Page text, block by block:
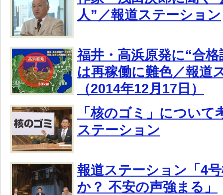
人”／報道ステーション
福井・高浜原発に“合
は再稼働に難色／報道
（2014年12月17日）
「核のゴミ」について
ステーション
報道ステーション「4
か？ 不安の声強まる」